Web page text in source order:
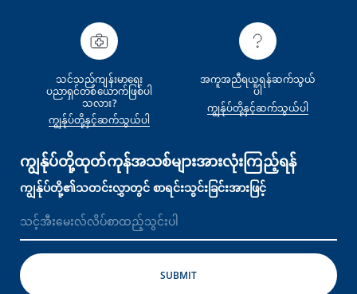
သင်သည်ကျန်းမာရေး
ပညာရှင်တစ်‌ယောက်ဖြစ်ပါ
သလား?
ကျွန်ုပ်တို့နှင့်ဆက်သွယ်ပါ
အကူအညီရယူရန်ဆက်သွယ်
ပါ
ကျွန်ုပ်တို့နှင့်ဆက်သွယ်ပါ
ကျွန်ုပ်တို့ထုတ်ကုန်အသစ်များအားလုံးကြည့်ရန်
ကျွန်ုပ်တို့၏သတင်းလွှာတွင် စာရင်းသွင်းခြင်းအားဖြင့်